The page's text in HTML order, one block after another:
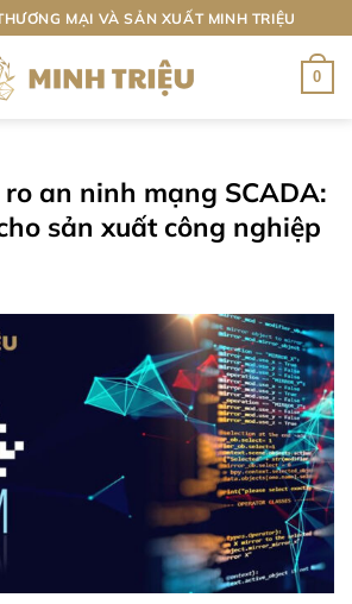
MẠI VÀ SẢN XUẤT MINH TRIỆU
0
an ninh mạng SCADA:
sản xuất công nghiệp